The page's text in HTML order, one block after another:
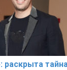
рaскрыта